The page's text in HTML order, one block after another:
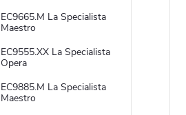
EC9665.M La Specialista
Maestro
EC9555.XX La Specialista
Opera
EC9885.M La Specialista
Maestro